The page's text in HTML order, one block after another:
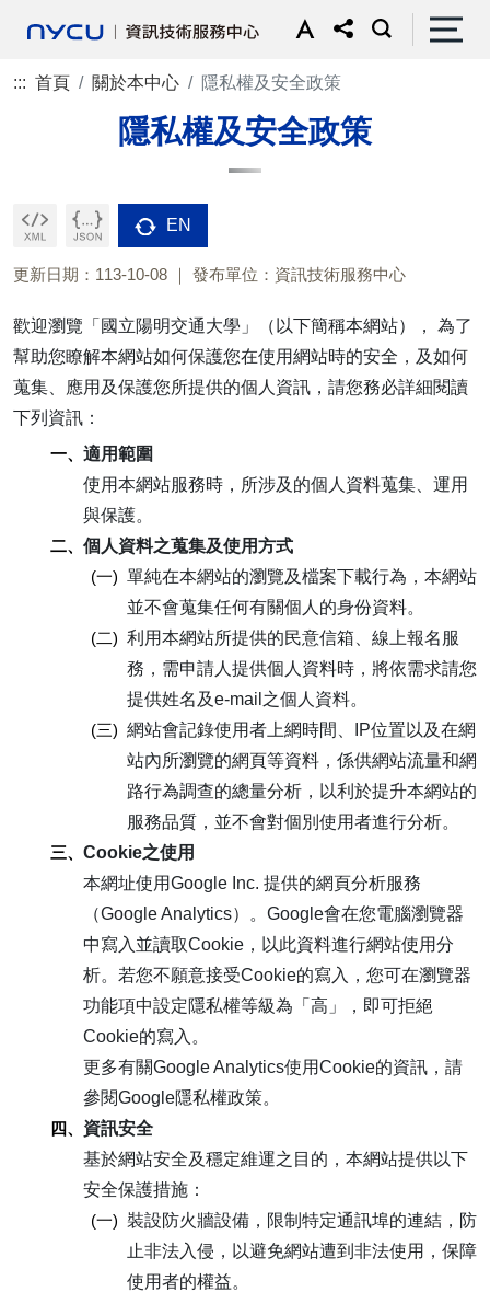
::: 首頁 關於本中心 隱私權及安全政策
隱私權及安全政策
EN
更新日期：113-10-08 發布單位：資訊技術服務中心
歡迎瀏覽「國立陽明交通大學」（以下簡稱本網站）， 為了
幫助您瞭解本網站如何保護您在使用網站時的安全，及如何
蒐集、應用及保護您所提供的個人資訊，請您務必詳細閱讀
下列資訊：
一、 適用範圍
使用本網站服務時，所涉及的個人資料蒐集、運用
與保護。
二、 個人資料之蒐集及使用方式
(一) 單純在本網站的瀏覽及檔案下載行為，本網站
並不會蒐集任何有關個人的身份資料。
(二) 利用本網站所提供的民意信箱、線上報名服
務，需申請人提供個人資料時，將依需求請您
提供姓名及e-mail之個人資料。
(三) 網站會記錄使用者上網時間、IP位置以及在網
站內所瀏覽的網頁等資料，係供網站流量和網
路行為調查的總量分析，以利於提升本網站的
服務品質，並不會對個別使用者進行分析。
三、 Cookie之使用
本網址使用Google Inc. 提供的網頁分析服務
（Google Analytics）。Google會在您電腦瀏覽器
中寫入並讀取Cookie，以此資料進行網站使用分
析。若您不願意接受Cookie的寫入，您可在瀏覽器
功能項中設定隱私權等級為「高」，即可拒絕
Cookie的寫入。
更多有關Google Analytics使用Cookie的資訊，請
參閱Google隱私權政策。
四、 資訊安全
基於網站安全及穩定維運之目的，本網站提供以下
安全保護措施：
(一) 裝設防火牆設備，限制特定通訊埠的連結，防
止非法入侵，以避免網站遭到非法使用，保障
使用者的權益。